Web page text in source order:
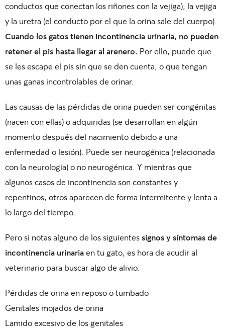
conductos que conectan los riñones con la vejiga), la vejiga
y la uretra (el conducto por el que la orina sale del cuerpo).
Cuando los gatos tienen incontinencia urinaria, no pueden
retener el pis hasta llegar al arenero. Por ello, puede que
se les escape el pis sin que se den cuenta, o que tengan
unas ganas incontrolables de orinar.
Las causas de las pérdidas de orina pueden ser congénitas
(nacen con ellas) o adquiridas (se desarrollan en algún
momento después del nacimiento debido a una
enfermedad o lesión). Puede ser neurogénica (relacionada
con la neurología) o no neurogénica. Y mientras que
algunos casos de incontinencia son constantes y
repentinos, otros aparecen de forma intermitente y lenta a
lo largo del tiempo.
Pero si notas alguno de los siguientessignos y síntomas de
incontinencia urinariaen tu gato, es hora de acudir al
veterinario para buscar algo de alivio:
Pérdidas de orina en reposo o tumbado
Genitales mojados de orina
Lamido excesivo de los genitales